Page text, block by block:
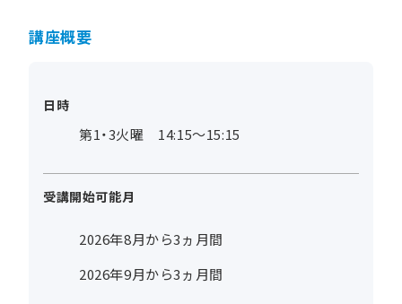
講座概要
日時
第1・3火曜 14:15～15:15
受講開始可能月
2026年8月から3ヵ月間
2026年9月から3ヵ月間